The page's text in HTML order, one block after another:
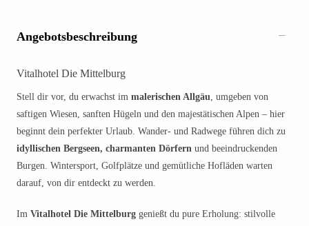
Angebotsbeschreibung
Vitalhotel Die Mittelburg
Stell dir vor, du erwachst im malerischen Allgäu, umgeben von
saftigen Wiesen, sanften Hügeln und den majestätischen Alpen – hier
beginnt dein perfekter Urlaub. Wander- und Radwege führen dich zu
idyllischen Bergseen, charmanten Dörfern und beeindruckenden
Burgen. Wintersport, Golfplätze und gemütliche Hofläden warten
darauf, von dir entdeckt zu werden.
Im Vitalhotel Die Mittelburg genießt du pure Erholung: stilvolle